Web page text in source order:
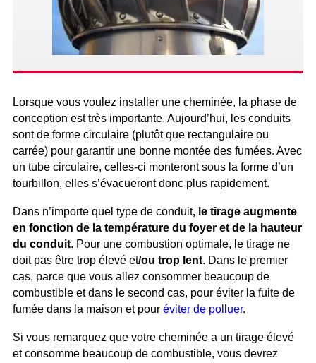
Lorsque vous voulez installer une cheminée, la phase de
conception est très importante. Aujourd’hui, les conduits
sont de forme circulaire (plutôt que rectangulaire ou
carrée) pour garantir une bonne montée des fumées. Avec
un tube circulaire, celles-ci monteront sous la forme d’un
tourbillon, elles s’évacueront donc plus rapidement.
Dans n’importe quel type de conduit, le tirage augmente
en fonction de la température du foyer et de la hauteur
du conduit. Pour une combustion optimale, le tirage ne
doit pas être trop élevé et/ou trop lent. Dans le premier
cas, parce que vous allez consommer beaucoup de
combustible et dans le second cas, pour éviter la fuite de
fumée dans la maison et pour éviter de polluer.
Si vous remarquez que votre cheminée a un tirage élevé
et consomme beaucoup de combustible, vous devrez